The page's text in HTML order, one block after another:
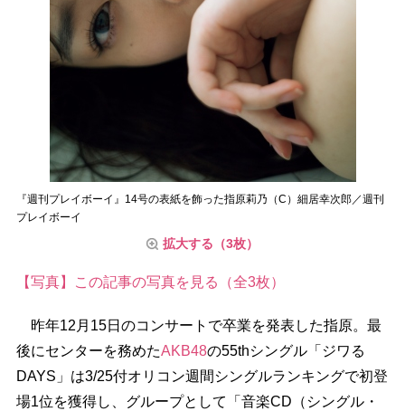
『週刊プレイボーイ』14号の表紙を飾った指原莉乃（C）細居幸次郎／週刊
プレイボーイ
拡大する（3枚）
【写真】この記事の写真を見る（全3枚）
昨年12月15日のコンサートで卒業を発表した指原。最
後にセンターを務めたAKB48の55thシングル「ジワる
DAYS」は3/25付オリコン週間シングルランキングで初登
場1位を獲得し、グループとして「音楽CD（シングル・